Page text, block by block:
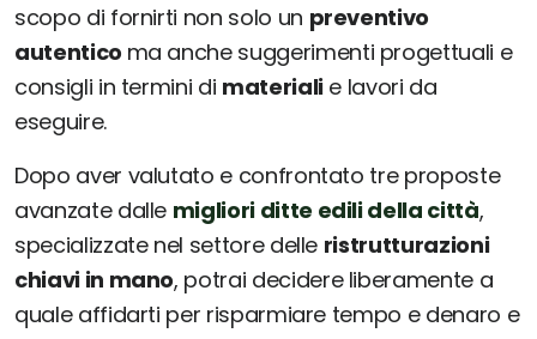
scopo di fornirti non solo un preventivo
autentico ma anche suggerimenti progettuali e
consigli in termini di materialie lavori da
eseguire.
Dopo aver valutato e confrontato tre proposte
avanzate dalle migliori ditte edili della città,
specializzate nel settore delle ristrutturazioni
chiavi in mano, potrai decidere liberamente a
quale affidarti per risparmiare tempo e denaro e